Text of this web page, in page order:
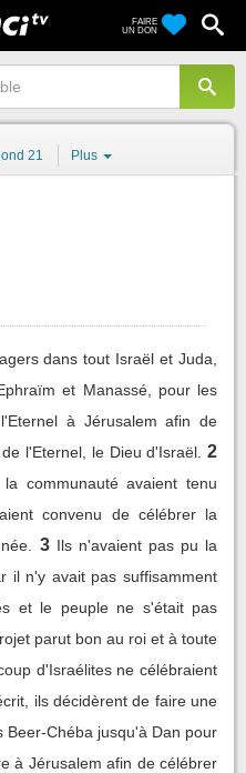
FAIRE
UN DON
21 Plus
dans tout Israël et Juda,
et Manassé, pour les
à Jérusalem afin de
l'Eternel, le Dieu d'Israël. 2
communauté avaient tenu
convenu de célébrer la
3 Ils n'avaient pas pu la
il n'y avait pas suffisamment
et le peuple ne s'était pas
parut bon au roi et à toute
d'Israélites ne célébraient
ils décidèrent de faire une
Beer-Chéba jusqu'à Dan pour
à Jérusalem afin de célébrer